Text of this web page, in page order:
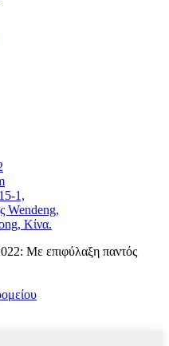
1,
Wendeng,
Κίνα.
Με επιφύλαξη παντός